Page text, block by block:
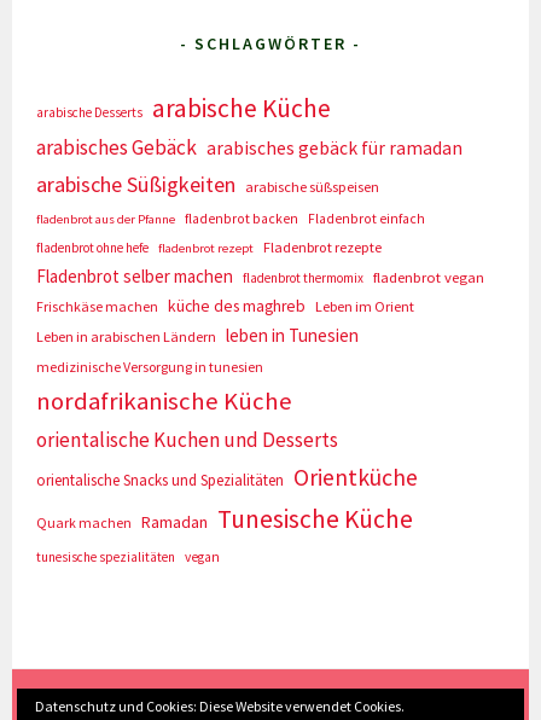
- SCHLAGWÖRTER -
arabische Desserts arabische Küche
arabisches Gebäck arabisches gebäck für ramadan
arabische Süßigkeiten arabische süßspeisen
fladenbrot aus der Pfanne fladenbrot backen
Fladenbrot einfach
fladenbrot ohne hefe
fladenbrot rezept Fladenbrot rezepte
Fladenbrot selber machen fladenbrot thermomix fladenbrot vegan
Frischkäse machen
küche des maghreb
Leben im Orient
Leben in arabischen Ländern
leben in Tunesien
medizinische Versorgung in tunesien
nordafrikanische Küche
orientalische Kuchen und Desserts
orientalische Snacks und Spezialitäten Orientküche
Quark machen Ramadan Tunesische Küche
tunesische spezialitäten vegan
(c) Eva Seyberth|Home|Impressum/Datenschutz
Datenschutz und Cookies: Diese Website verwendet Cookies.